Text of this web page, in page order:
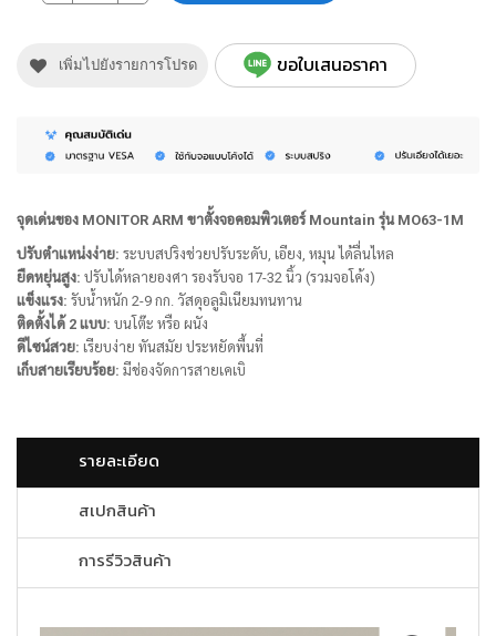
เพิ่มไปยังรายการโปรด ขอใบเสนอราคา
จุดเด่นของ MONITOR ARM ขาตั้งจอคอมพิวเตอร์ Mountain รุ่น MO63-1M
ปรับตำแหน่งง่าย: ระบบสปริงช่วยปรับระดับ, เอียง, หมุน ได้ลื่นไหล
ยืดหยุ่นสูง: ปรับได้หลายองศา รองรับจอ 17-32 นิ้ว (รวมจอโค้ง)
แข็งแรง: รับน้ำหนัก 2-9 กก. วัสดุอลูมิเนียมทนทาน
ติดตั้งได้ 2 แบบ: บนโต๊ะ หรือ ผนัง
ดีไซน์สวย: เรียบง่าย ทันสมัย ประหยัดพื้นที่
เก็บสายเรียบร้อย: มีช่องจัดการสายเคเบิ
รายละเอียด
สเปกสินค้า
การรีวิวสินค้า